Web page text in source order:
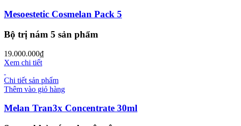
Mesoestetic Cosmelan Pack 5
Bộ trị nám 5 sản phẩm
19.000.000₫
Xem chi tiết
Chi tiết sản phẩm
Thêm vào giỏ hàng
Melan Tran3x Concentrate 30ml